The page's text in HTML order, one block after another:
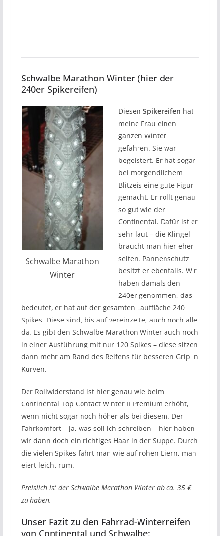
Schwalbe Marathon Winter (hier der
240er Spikereifen)
Schwalbe Marathon
Winter
Diesen Spikereifen hat
meine Frau einen
ganzen Winter
gefahren. Sie war
begeistert. Er hat sogar
bei morgendlichem
Blitzeis eine gute Figur
gemacht. Er rollt genau
so gut wie der
Continental. Dafür ist er
sehr laut – die Klingel
braucht man hier eher
selten. Pannenschutz
besitzt er ebenfalls. Wir
haben damals den
240er genommen, das
bedeutet, er hat auf der gesamten Lauffläche 240
Spikes. Diese sind, bis auf vereinzelte, auch noch alle
da. Es gibt den Schwalbe Marathon Winter auch noch
in einer Ausführung mit nur 120 Spikes – diese sitzen
dann mehr am Rand des Reifens für besseren Grip in
Kurven.
Der Rollwiderstand ist hier genau wie beim
Continental Top Contact Winter II Premium erhöht,
wenn nicht sogar noch höher als bei diesem. Der
Fahrkomfort – ja, was soll ich schreiben – hier haben
wir dann doch ein richtiges Haar in der Suppe. Durch
die vielen Spikes fährt man wie auf rohen Eiern, man
eiert leicht rum.
Preislich ist der Schwalbe Marathon Winter ab ca. 35 €
zu haben.
Unser Fazit zu den Fahrrad-Winterreifen
von Continental und Schwalbe: